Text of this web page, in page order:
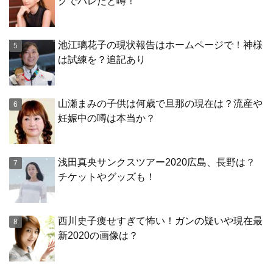
池江璃花子の現状報告はホームページで！神様
は試練を？追記あり
山瀬まみの子供は何歳で旦那の現在は？流産や
妊娠中の噂は本当か？
浅田真央サンクスツアー2020広島、長野は？
チケットやグッズも！
西川史子痩せすぎて怖い！ガンの疑いや現在最
新2020の画像は？